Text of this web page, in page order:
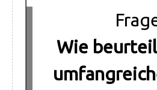
Wie